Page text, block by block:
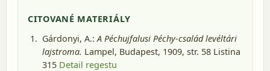
CITOVANÉ MATERIÁLY
Gárdonyi, A.:A Péchujfalusi Péchy-család levéltári
lajstroma. Lampel, Budapest, 1909, str. 58 Listina
315 Detail regestu